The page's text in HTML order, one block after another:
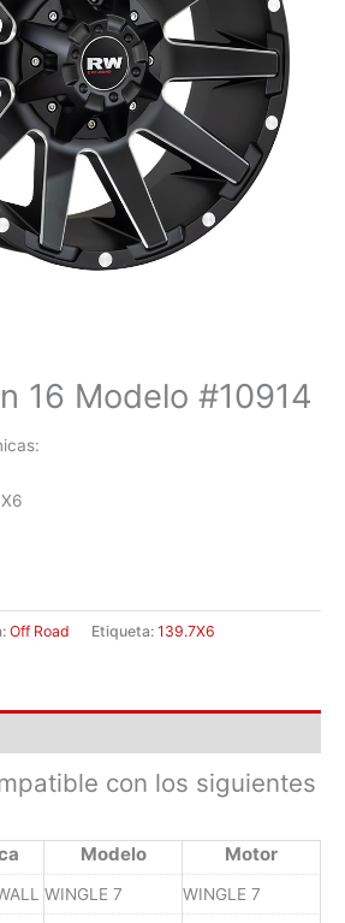
16 Modelo #10914
Off Road Etiqueta: 139.7X6
con los siguientes
Modelo Motor
WINGLE 7 WINGLE 7